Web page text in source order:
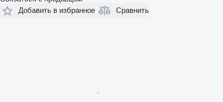
Добавить в избранное
Сравнить